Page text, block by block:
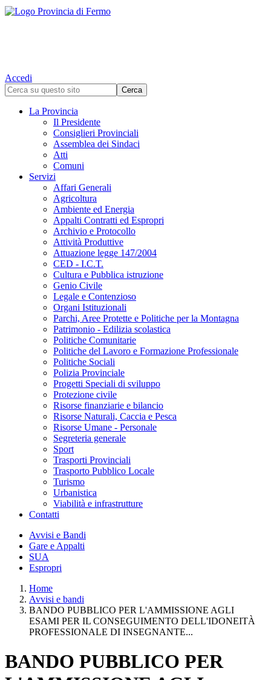
Accedi
La Provincia
Il Presidente
Consiglieri Provinciali
Assemblea dei Sindaci
Atti
Comuni
Servizi
Affari Generali
Agricoltura
Ambiente ed Energia
Appalti Contratti ed Espropri
Archivio e Protocollo
Attività Produttive
Attuazione legge 147/2004
CED - I.C.T.
Cultura e Pubblica istruzione
Genio Civile
Legale e Contenzioso
Organi Istituzionali
Parchi, Aree Protette e Politiche per la Montagna
Patrimonio - Edilizia scolastica
Politiche Comunitarie
Politiche del Lavoro e Formazione Professionale
Politiche Sociali
Polizia Provinciale
Progetti Speciali di sviluppo
Protezione civile
Risorse finanziarie e bilancio
Risorse Naturali, Caccia e Pesca
Risorse Umane - Personale
Segreteria generale
Sport
Trasporti Provinciali
Trasporto Pubblico Locale
Turismo
Urbanistica
Viabilità e infrastrutture
Contatti
Avvisi e Bandi
Gare e Appalti
SUA
Espropri
Home
Avvisi e bandi
BANDO PUBBLICO PER L'AMMISSIONE AGLI
ESAMI PER IL CONSEGUIMENTO DELL'IDONEITÀ
PROFESSIONALE DI INSEGNANTE...
BANDO PUBBLICO PER